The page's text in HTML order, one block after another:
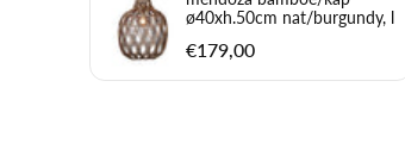
ø40xh.50cm nat/burgundy, l
€179,00